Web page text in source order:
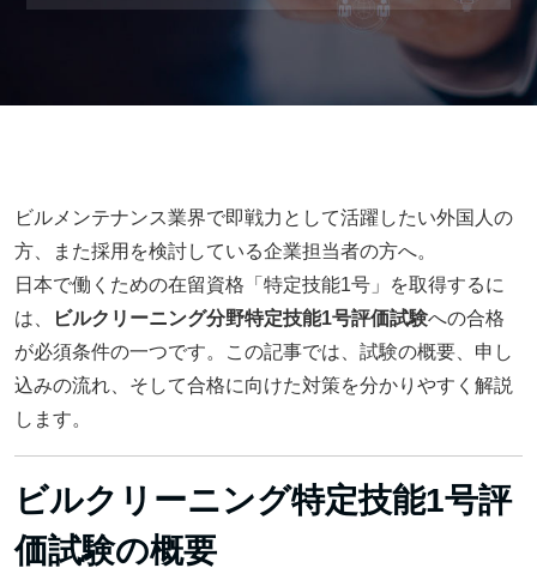
ビルメンテナンス業界で即戦力として活躍したい外国人の
方、また採用を検討している企業担当者の方へ。
日本で働くための在留資格「特定技能1号」を取得するに
は、
ビルクリーニング分野特定技能1号評価試験への合格
が必須条件の一つです。この記事では、試験の概要、申し
込みの流れ、そして合格に向けた対策を分かりやすく解説
します。
ビルクリーニング特定技能1号評
価試験の概要